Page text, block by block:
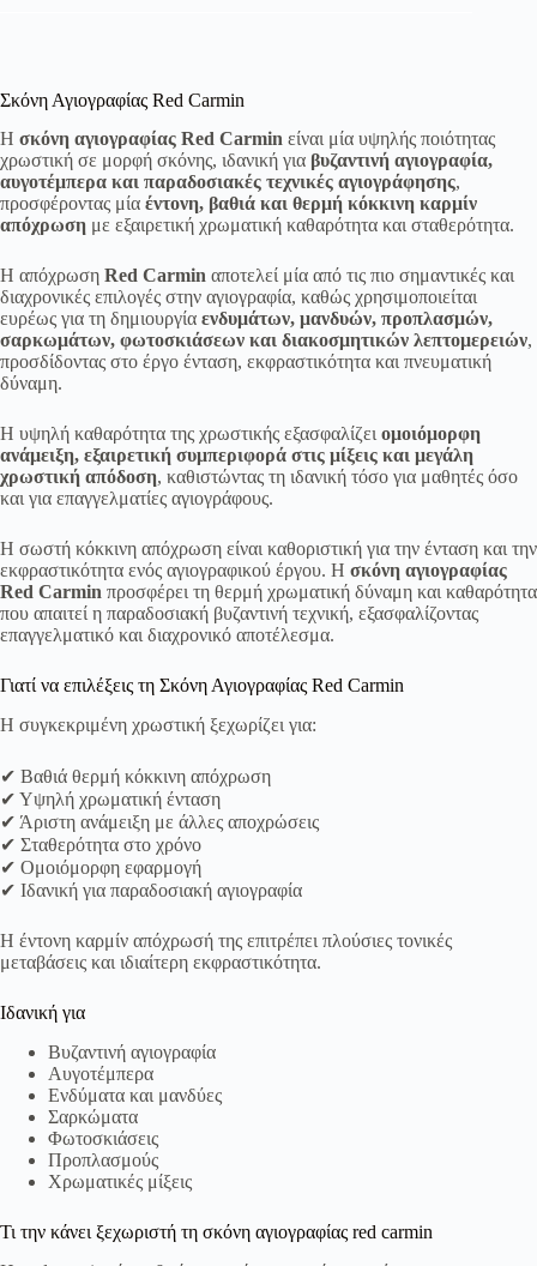
Σκόνη Αγιογραφίας Red Carmin
Η σκόνη αγιογραφίας Red Carmin είναι μία υψηλής ποιότητας
χρωστική σε μορφή σκόνης, ιδανική για βυζαντινή αγιογραφία,
αυγοτέμπερα και παραδοσιακές τεχνικές αγιογράφησης,
προσφέροντας μία έντονη, βαθιά και θερμή κόκκινη καρμίν
απόχρωση με εξαιρετική χρωματική καθαρότητα και σταθερότητα.
Η απόχρωση Red Carmin αποτελεί μία από τις πιο σημαντικές και
διαχρονικές επιλογές στην αγιογραφία, καθώς χρησιμοποιείται
ευρέως για τη δημιουργία ενδυμάτων, μανδυών, προπλασμών,
σαρκωμάτων, φωτοσκιάσεων και διακοσμητικών λεπτομερειών,
προσδίδοντας στο έργο ένταση, εκφραστικότητα και πνευματική
δύναμη.
Η υψηλή καθαρότητα της χρωστικής εξασφαλίζει ομοιόμορφη
ανάμειξη, εξαιρετική συμπεριφορά στις μίξεις και μεγάλη
χρωστική απόδοση, καθιστώντας τη ιδανική τόσο για μαθητές όσο
και για επαγγελματίες αγιογράφους.
Η σωστή κόκκινη απόχρωση είναι καθοριστική για την ένταση και την
εκφραστικότητα ενός αγιογραφικού έργου. Η σκόνη αγιογραφίας
Red Carmin προσφέρει τη θερμή χρωματική δύναμη και καθαρότητα
που απαιτεί η παραδοσιακή βυζαντινή τεχνική, εξασφαλίζοντας
επαγγελματικό και διαχρονικό αποτέλεσμα.
Γιατί να επιλέξεις τη Σκόνη Αγιογραφίας Red Carmin
Η συγκεκριμένη χρωστική ξεχωρίζει για:
✔ Βαθιά θερμή κόκκινη απόχρωση
✔ Υψηλή χρωματική ένταση
✔ Άριστη ανάμειξη με άλλες αποχρώσεις
✔ Σταθερότητα στο χρόνο
✔ Ομοιόμορφη εφαρμογή
✔ Ιδανική για παραδοσιακή αγιογραφία
Η έντονη καρμίν απόχρωσή της επιτρέπει πλούσιες τονικές
μεταβάσεις και ιδιαίτερη εκφραστικότητα.
Ιδανική για
Βυζαντινή αγιογραφία
Αυγοτέμπερα
Ενδύματα και μανδύες
Σαρκώματα
Φωτοσκιάσεις
Προπλασμούς
Χρωματικές μίξεις
Τι την κάνει ξεχωριστή τη σκόνη αγιογραφίας red carmin